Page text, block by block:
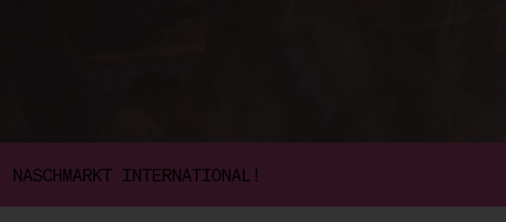
NASCHMARKT INTERNATIONAL!